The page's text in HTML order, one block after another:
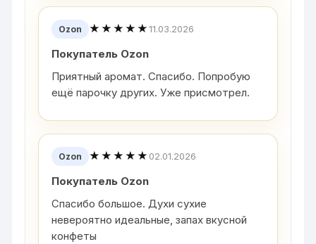
Ozon ★★★★★11.03.2026
Покупатель Ozon
Приятный аромат. Спасибо. Попробую
ещё парочку других. Уже присмотрел.
Ozon ★★★★★ 02.01.2026
Покупатель Ozon
Спасибо большое. Духи сухие
невероятно идеальные, запах вкусной
конфеты